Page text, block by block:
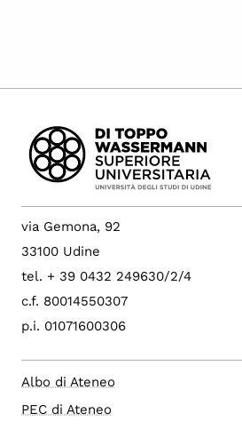
via Gemona, 92
33100 Udine
tel. + 39 0432 249630/2/4
c.f. 80014550307
p.i. 01071600306
Albo di Ateneo
PEC di Ateneo